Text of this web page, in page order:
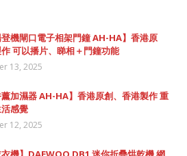
登機閘口電子相架門鐘 AH-HA】香港原
可以播片、睇相＋門鐘功能
13, 2025
薰加濕器 AH-HA】香港原創、香港製作 重
感覺
12, 2025